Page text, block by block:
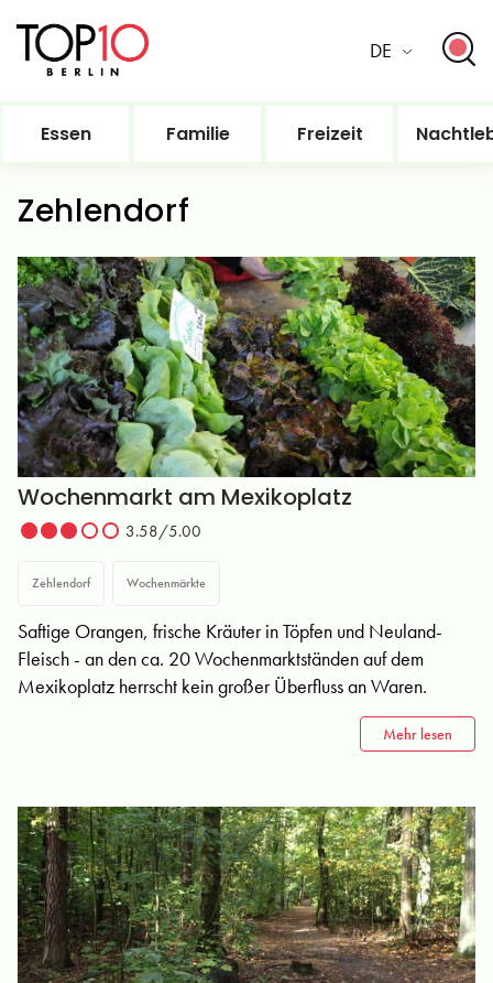
DE
Essen Familie Freizeit
Zehlendorf
Wochenmarkt am Mexikoplatz
3.58/5.00
Zehlendorf Wochenmärkte
Saftige Orangen, frische Kräuter in Töpfen und Neuland-
Fleisch - an den ca. 20 Wochenmarktständen auf dem
Mexikoplatz herrscht kein großer Überfluss an Waren.
Mehr lesen